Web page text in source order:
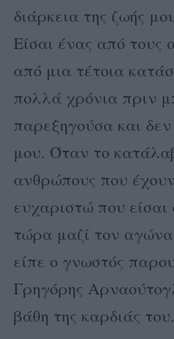
διάρκεια της ζωής
Είσαι ένας από
από μια τέτοια
πολλά χρόνια πριν
παρεξηγούσα και
μου. Όταν το
ανθρώπους που
ευχαριστώ που
τώρα μαζί τον
είπε ο γνωστός
Γρηγόρης
βάθη της καρδιάς του.